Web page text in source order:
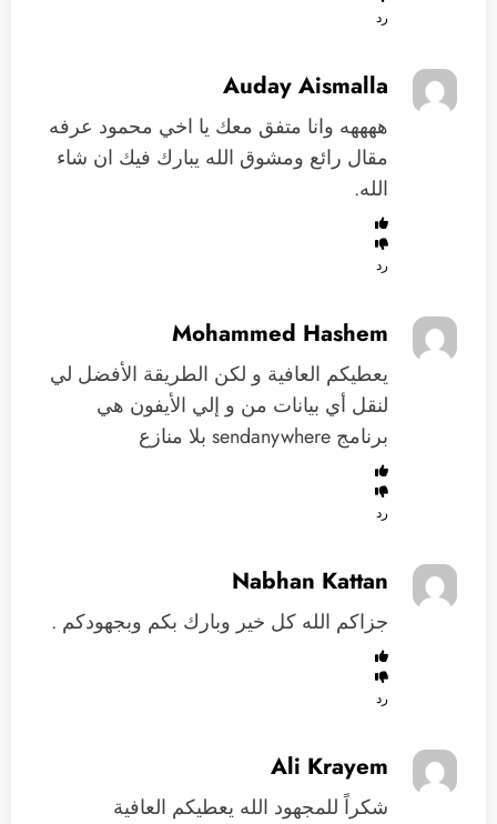
رد
Auday Aismalla
ههههه وانا متفق معك يا اخي محمود عرفه
مقال رائع ومشوق الله يبارك فيك ان شاء
الله.
رد
Mohammed Hashem
يعطيكم العافية و لكن الطريقة الأفضل لي
لنقل أي بيانات من و إلي الأيفون هي
برنامج sendanywhere بلا منازع
رد
Nabhan Kattan
جزاكم الله كل خير وبارك بكم وبجهودكم .
رد
Ali Krayem
شكراً للمجهود الله يعطيكم العافية